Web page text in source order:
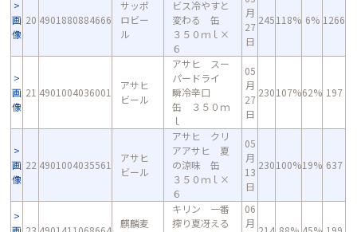
画
像
20 4901880884666
サッポ
ロビー
ル
ビス冷やすと
変わる 缶
３５０ｍｌ×
６
月
27
日
245118% 6% 1266
画
像
21 4901004036001
アサヒ
ビール
アサヒ スー
パードライ
瞬冷辛口
缶 ３５０ｍ
ｌ
05
月
27
日
230107%62% 197
画
像
22 4901004035561
アサヒ
ビール
アサヒ クリ
アアサヒ 夏
の涼味 缶
３５０ｍｌ×
６
05
月
13
日
230100%19% 637
麒麟麦
キリン 一番
搾り夏冴える
06
月